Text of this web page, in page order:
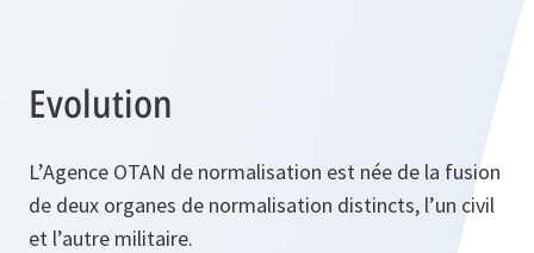
Evolution
L’Agence OTAN de normalisation est née de la fusion
de deux organes de normalisation distincts, l’un civil
et l’autre militaire.